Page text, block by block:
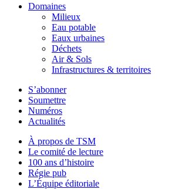
Domaines
Milieux
Eau potable
Eaux urbaines
Déchets
Air & Sols
Infrastructures & territoires
S’abonner
Soumettre
Numéros
Actualités
À propos de TSM
Le comité de lecture
100 ans d’histoire
Régie pub
L’Équipe éditoriale